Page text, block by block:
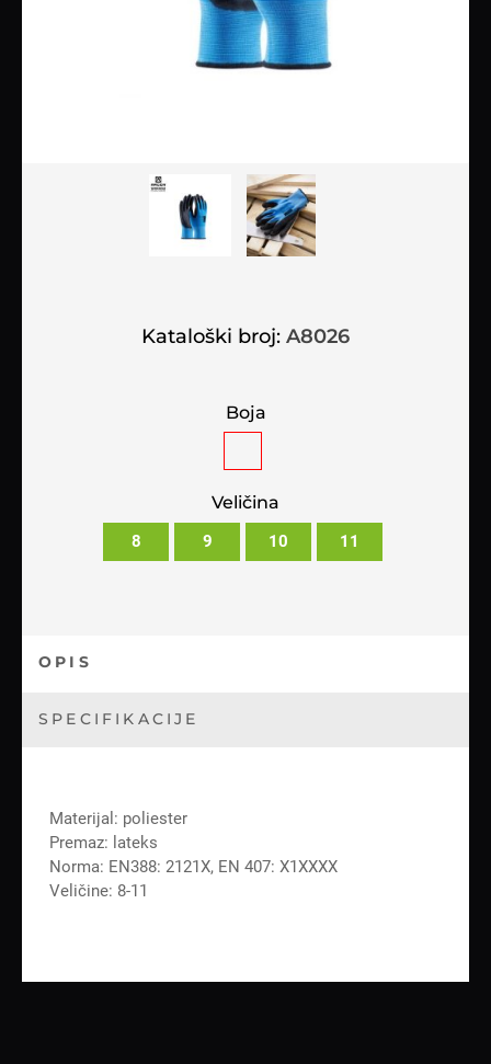
Kataloški broj: A8026
Boja
Veličina
8 9 10 11
OPIS
SPECIFIKACIJE
Materijal: poliester
Premaz: lateks
Norma: EN388: 2121X, EN 407: X1XXXX
Veličine: 8-11